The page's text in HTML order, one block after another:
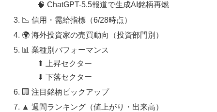
🧠 ChatGPT-5.5報道で生成AI銘柄再燃
📉 信用・需給指標（6/28時点）
🌍 海外投資家の売買動向（投資部門別）
📊 業種別パフォーマンス
⬆ 上昇セクター
⬇ 下落セクター
🏢 注目銘柄ピックアップ
🔼 週間ランキング（値上がり・出来高）